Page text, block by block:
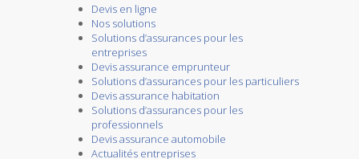
Devis en ligne
Nos solutions
Solutions d’assurances pour les
entreprises
Devis assurance emprunteur
Solutions d’assurances pour les particuliers
Devis assurance habitation
Solutions d’assurances pour les
professionnels
Devis assurance automobile
Actualités entreprises